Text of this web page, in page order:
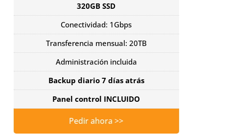
320GB SSD
Conectividad: 1Gbps
Transferencia mensual: 20TB
Administración incluida
Backup diario 7 días atrás
Panel control INCLUIDO
Pedir ahora >>